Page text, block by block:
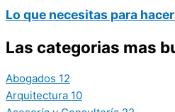
Lo que necesitas para
Las categorias mas
Abogados 12
Arquitectura 10